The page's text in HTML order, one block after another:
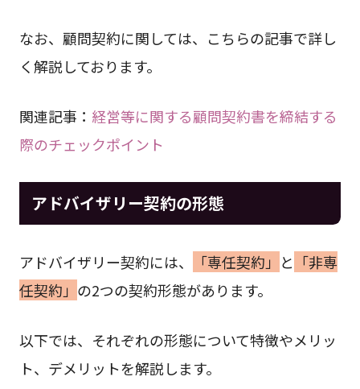
なお、顧問契約に関しては、こちらの記事で詳し
く解説しております。
関連記事： 経営等に関する顧問契約書を締結する
際のチェックポイント
アドバイザリー契約の形態
アドバイザリー契約には、 「専任契約」 と 「非専
任契約」 の2つの契約形態があります。
以下では、それぞれの形態について特徴やメリッ
ト、デメリットを解説します。